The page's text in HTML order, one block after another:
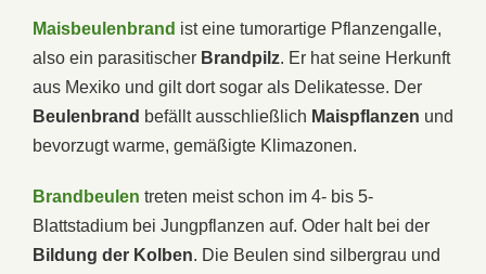
Maisbeulenbrand ist eine tumorartige Pflanzengalle,
also ein parasitischer Brandpilz. Er hat seine Herkunft
aus Mexiko und gilt dort sogar als Delikatesse. Der
Beulenbrand befällt ausschließlich Maispflanzen und
bevorzugt warme, gemäßigte Klimazonen.
Brandbeulen treten meist schon im 4- bis 5-
Blattstadium bei Jungpflanzen auf. Oder halt bei der
Bildung der Kolben. Die Beulen sind silbergrau und